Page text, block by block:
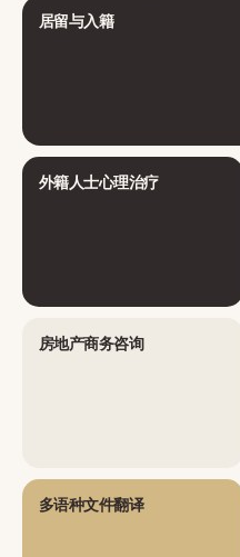
居留与入籍
外籍人士心理治疗
房地产商务咨询
多语种文件翻译